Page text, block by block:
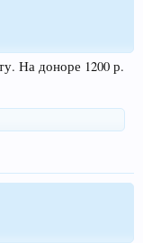
На доноре 1200 р.